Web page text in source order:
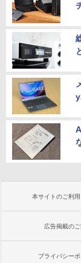
本サイトのご利
広告掲載の
プライバシー